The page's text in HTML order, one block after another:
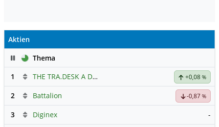
Aktien
PauseThema
1
THE TRA.DESK A DL-,000001 +0,08 %
2 Battalion -0,87 %
3 Diginex -